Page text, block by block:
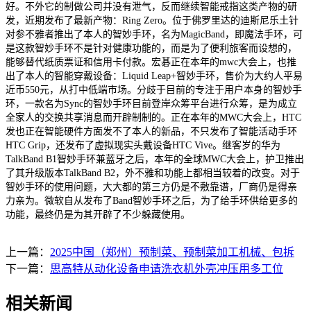
好。不外它的制做公司并没有泄气，反而继续智能戒指这类产物的研
发，近期发布了最新产物：Ring Zero。位于佛罗里达的迪斯尼乐土针
对参不雅者推出了本人的智妙手环，名为MagicBand，即魔法手环，可
是这款智妙手环不是针对健康功能的，而是为了便利旅客而设想的，
能够替代纸质票证和信用卡付款。宏碁正在本年的mwc大会上，也推
出了本人的智能穿戴设备：Liquid Leap+智妙手环，售价为大约人平易
近币550元，从打中低端市场。分歧于目前的专注于用户本身的智妙手
环，一款名为Sync的智妙手环目前登岸众筹平台进行众筹，是为成立
全家人的交换共享消息而开辟制制的。正在本年的MWC大会上，HTC
发也正在智能硬件方面发不了本人的新品，不只发布了智能活动手环
HTC Grip，还发布了虚拟现实头戴设备HTC Vive。继客岁的华为
TalkBand B1智妙手环兼蓝牙之后，本年的全球MWC大会上，护卫推出
了其升级版本TalkBand B2，外不雅和功能上都相当较着的改变。对于
智妙手环的使用问题，大大都的第三方仍是不敷靠谱，厂商仍是得亲
力亲为。微软自从发布了Band智妙手环之后，为了给手环供给更多的
功能，最终仍是为其开辟了不少躲藏使用。
上一篇： 2025中国（郑州）预制菜、预制菜加工机械、包拆
下一篇： 思高特从动化设备申请洗衣机外壳冲压用多工位
相关新闻